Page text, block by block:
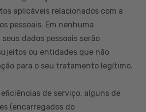
aplicáveis relacionados com a
pessoais. Em nenhuma
dados pessoais serão
ou entidades que não
para o seu tratamento legítimo.
de serviço, alguns de
(encarregados do